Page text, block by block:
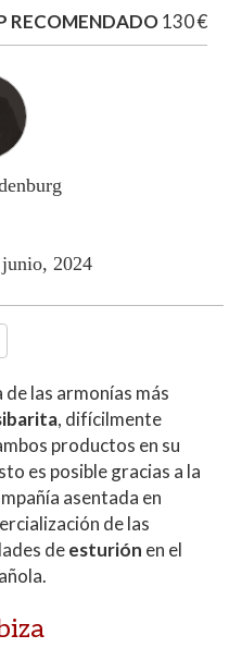
RECOMENDADO130 €
2024
de las armonías más
, difícilmente
productos en su
es posible gracias a la
asentada en
de las
deesturión en el